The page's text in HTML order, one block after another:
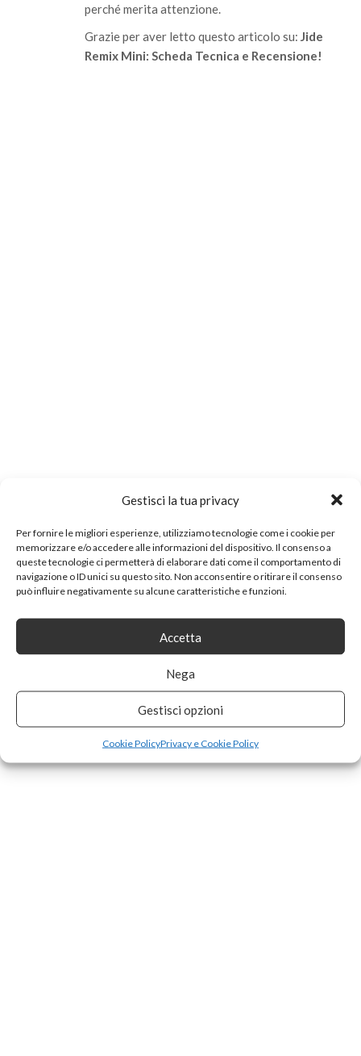
Gestisci la tua privacy
Per fornire le migliori esperienze, utilizziamo tecnologie come i cookie per
memorizzare e/o accedere alle informazioni del dispositivo. Il consenso a
queste tecnologie ci permetterà di elaborare dati come il comportamento di
navigazione o ID unici su questo sito. Non acconsentire o ritirare il consenso
può influire negativamente su alcune caratteristiche e funzioni.
Accetta
Nega
Gestisci opzioni
Cookie PolicyPrivacy e Cookie Policy
perché merita attenzione.
Grazie per aver letto questo articolo su: Jide
Remix Mini: Scheda Tecnica e Recensione!